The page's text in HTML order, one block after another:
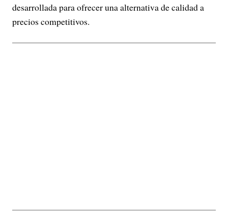
desarrollada para ofrecer una alternativa de calidad a
precios competitivos.